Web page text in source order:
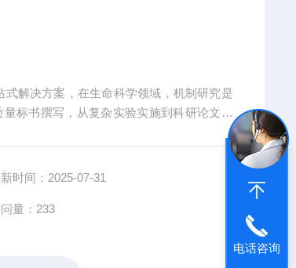
解决方案，在生命科学领域，机制研究是
标书撰写，从复杂实验实施到科研论文转
、成果转化乏力。吉奥蓝图（JENNIO-LA
题全周期赋能计划"，为科研工作者提供从
时间：2025-07-31
量：233
电话咨询